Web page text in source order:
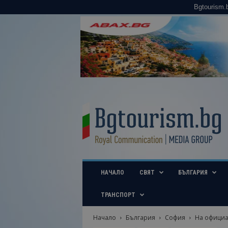
u
i
b
НАЧАЛО СВЯТ БЪЛГАРИЯ
ТРАНСПОРТ
Начало България София
На